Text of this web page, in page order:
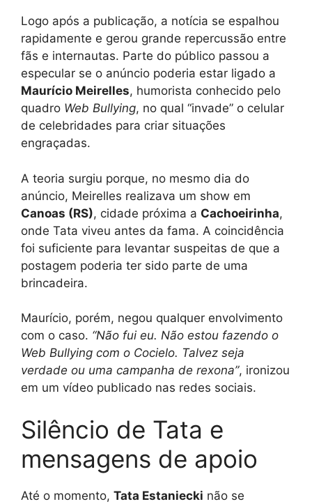
Logo após a publicação, a notícia se espalhou
rapidamente e gerou grande repercussão entre
fãs e internautas. Parte do público passou a
especular se o anúncio poderia estar ligado a
Maurício Meirelles, humorista conhecido pelo
quadro Web Bullying, no qual “invade” o celular
de celebridades para criar situações
engraçadas.
A teoria surgiu porque, no mesmo dia do
anúncio, Meirelles realizava um show em
Canoas (RS), cidade próxima a Cachoeirinha,
onde Tata viveu antes da fama. A coincidência
foi suficiente para levantar suspeitas de que a
postagem poderia ter sido parte de uma
brincadeira.
Maurício, porém, negou qualquer envolvimento
com o caso. “Não fui eu. Não estou fazendo o
Web Bullying com o Cocielo. Talvez seja
verdade ou uma campanha de rexona”, ironizou
em um vídeo publicado nas redes sociais.
Silêncio de Tata e
mensagens de apoio
Até o momento, Tata Estaniecki não se